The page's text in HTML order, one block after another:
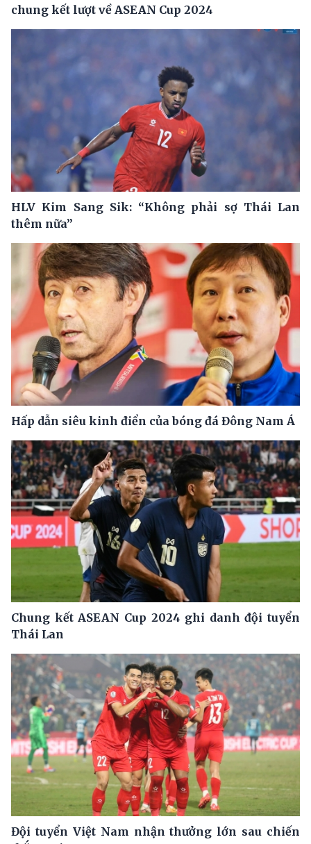
chung kết lượt về ASEAN Cup 2024
HLV Kim Sang Sik: “Không phải sợ Thái Lan
thêm nữa”
Hấp dẫn siêu kinh điển của bóng đá Đông Nam Á
Chung kết ASEAN Cup 2024 ghi danh đội tuyển
Thái Lan
Đội tuyển Việt Nam nhận thưởng lớn sau chiến